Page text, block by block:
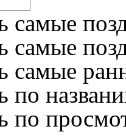
самые
самые
самые
по
по